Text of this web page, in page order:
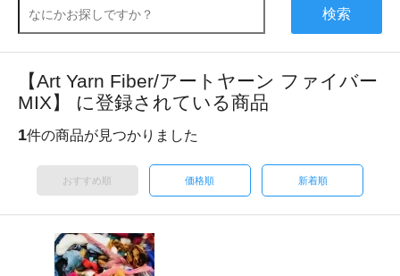
検索
【Art Yarn Fiber/アートヤーン ファイバー
MIX】 に登録されている商品
1件の商品が見つかりました
おすすめ順 価格順 新着順